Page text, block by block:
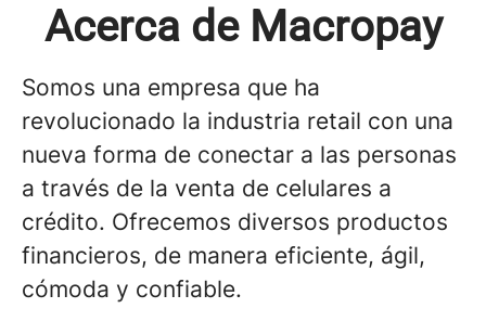
Acerca de Macropay
Somos una empresa que ha
revolucionado la industria retail con una
nueva forma de conectar a las personas
a través de la venta de celulares a
crédito. Ofrecemos diversos productos
financieros, de manera eficiente, ágil,
cómoda y confiable.